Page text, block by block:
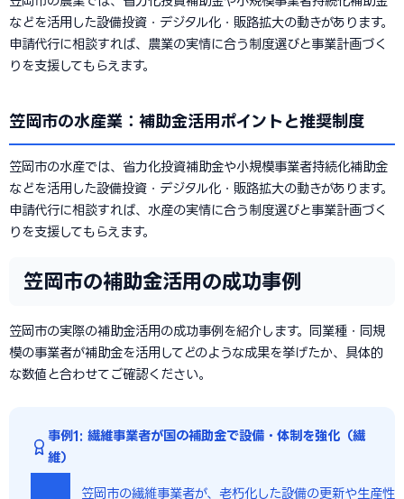
などを活用した設備投資・デジタル化・販路拡大の動きがあります。
申請代行に相談すれば、農業の実情に合う制度選びと事業計画づく
りを支援してもらえます。
笠岡市の水産業：補助金活用ポイントと推奨制度
笠岡市の水産では、省力化投資補助金や小規模事業者持続化補助金
などを活用した設備投資・デジタル化・販路拡大の動きがあります。
申請代行に相談すれば、水産の実情に合う制度選びと事業計画づく
りを支援してもらえます。
笠岡市の補助金活用の成功事例
笠岡市の実際の補助金活用の成功事例を紹介します。同業種・同規
模の事業者が補助金を活用してどのような成果を挙げたか、具体的
な数値と合わせてご確認ください。
事例1: 繊維事業者が国の補助金で設備・体制を強化（繊
維）
笠岡市の繊維事業者が、老朽化した設備の更新や生産性